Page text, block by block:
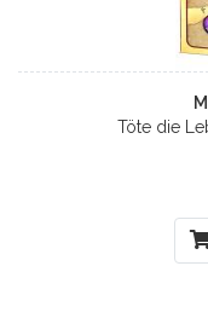
Töte die